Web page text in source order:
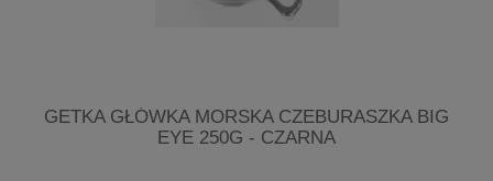
GETKA GŁÓWKA MORSKA CZEBURASZKA BIG
EYE 250G - CZARNA